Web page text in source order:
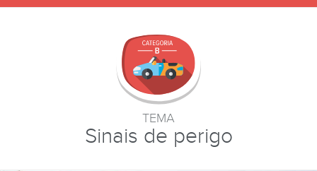
TEMA
Sinais de perigo